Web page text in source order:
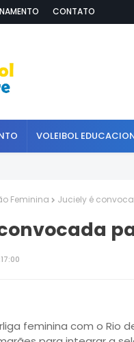
CONTATO
VOLEIBOL
Feminina Juciely é
feminina com o Rio